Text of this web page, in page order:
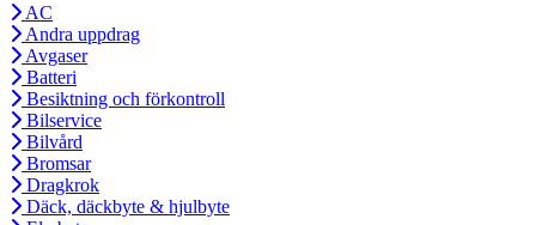
AC
Andra uppdrag
Avgaser
Batteri
Besiktning och förkontroll
Bilservice
Bilvård
Bromsar
Dragkrok
Däck, däckbyte & hjulbyte